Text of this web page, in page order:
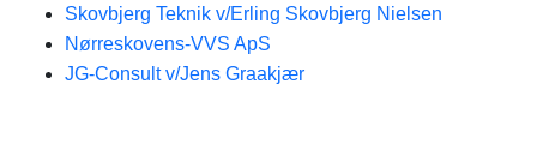
Skovbjerg Teknik v/Erling Skovbjerg Nielsen
Nørreskovens-VVS ApS
JG-Consult v/Jens Graakjær